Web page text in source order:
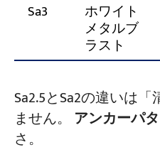
Sa3 ホワイト
メタルブ
ラスト
Sa2.5とSa2の違いは
ません。 アンカーパ
さ。